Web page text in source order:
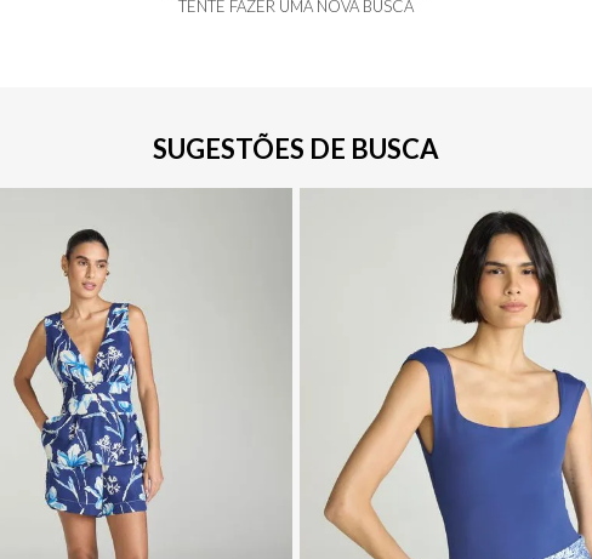
TENTE FAZER UMA NOVA BUSCA
SUGESTÕES DE BUSCA